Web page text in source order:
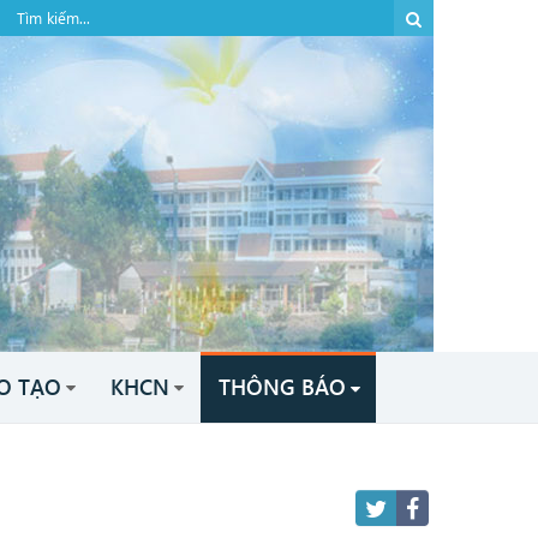
TẠO KHCN THÔNG BÁO